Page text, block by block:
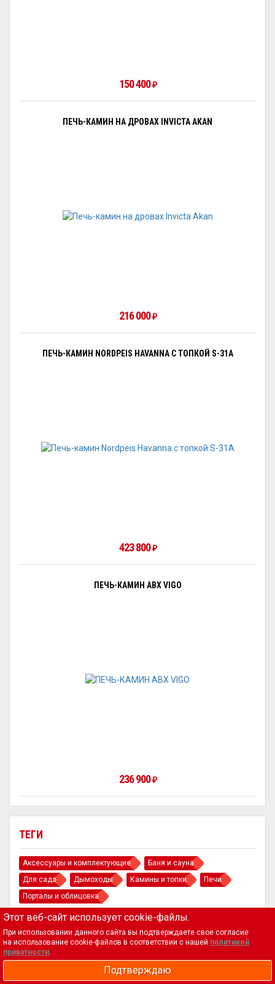
ТЕГИ
Аксессуары и комплектующие
Баня и сауна
Для сада
Дымоходы Камины и топки
Печи
Порталы и облицовка
150 400₽
ПЕЧЬ-КАМИН НА ДРОВАХ INVICTA AKAN
216 000₽
ПЕЧЬ-КАМИН NORDPEIS HAVANNA С ТОПКОЙ S-31A
423 800₽
ПЕЧЬ-КАМИН ABX VIGO
236 900₽
Этот веб-сайт использует cookie-файлы.
При использовании данного сайта вы подтверждаете свое согласие
на использование cookie-файлов в соответствии с нашей политикой
приватности.
Подтверждаю